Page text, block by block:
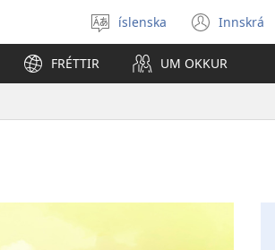
Veldu
tungumál
íslenska Innskrá
(opnast
í
glugga)
FRÉTTIR UM OKKUR